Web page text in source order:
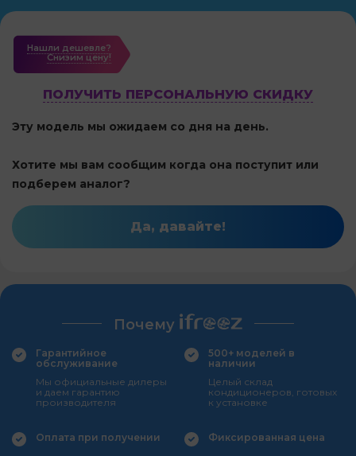
Нашли дешевле?
Cнизим цену!
ПОЛУЧИТЬ ПЕРСОНАЛЬНУЮ СКИДКУ
Эту модель мы ожидаем со дня на день.
Хотите мы вам сообщим когда она поступит или
подберем аналог?
Да, давайте!
Почему
Гарантийное
обслуживание
Мы официальные дилеры
и даем гарантию
производителя
500+ моделей в
наличии
Целый склад
кондиционеров, готовых
к установке
Оплата при получении Фиксированная цена